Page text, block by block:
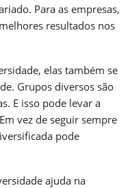
Para as empresas,
resultados nos
elas também se
Grupos diversos são
E isso pode levar a
vez de seguir sempre
pode
ajuda na